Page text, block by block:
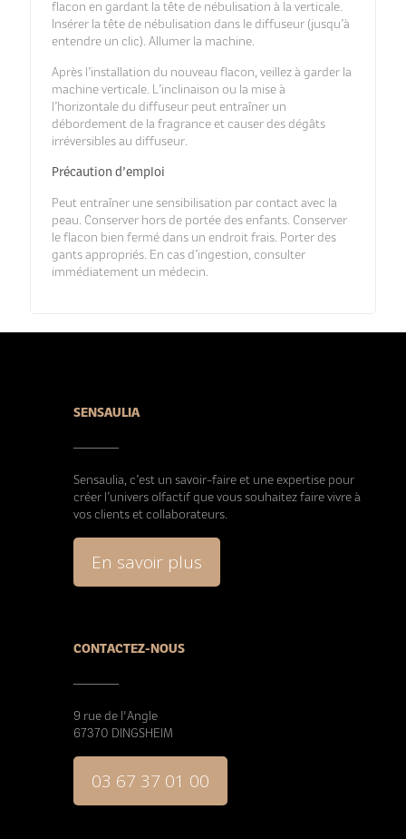
flacon en gardant la tête de nébulisation à la verticale.
Insérer la tête de nébulisation dans le diffuseur (jusqu’à
entendre un clic). Allumer la machine.
Après l’installation du nouveau flacon, veillez à garder la
machine verticale. L’inclinaison ou la mise à
l’horizontale du diffuseur peut entraîner un
débordement de la fragrance et causer des dégâts
irréversibles au diffuseur.
Précaution d’emploi
Peut entraîner une sensibilisation par contact avec la
peau. Conserver hors de portée des enfants. Conserver
le flacon bien fermé dans un endroit frais. Porter des
gants appropriés. En cas d’ingestion, consulter
immédiatement un médecin.
SENSAULIA
Sensaulia, c’est un savoir-faire et une expertise pour
créer l’univers olfactif que vous souhaitez faire vivre à
vos clients et collaborateurs.
En savoir plus
CONTACTEZ-NOUS
9 rue de l'Angle
67370 DINGSHEIM
03 67 37 01 00